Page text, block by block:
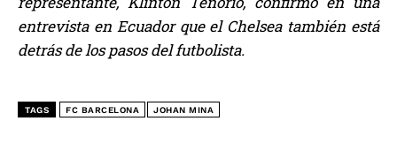
entrevista en Ecuador que el Chelsea también está
detrás de los pasos del futbolista.
TAGS FC BARCELONA JOHAN MINA